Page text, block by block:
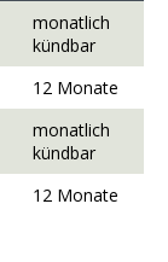
monatlich
kündbar
12 Monate
monatlich
kündbar
12 Monate